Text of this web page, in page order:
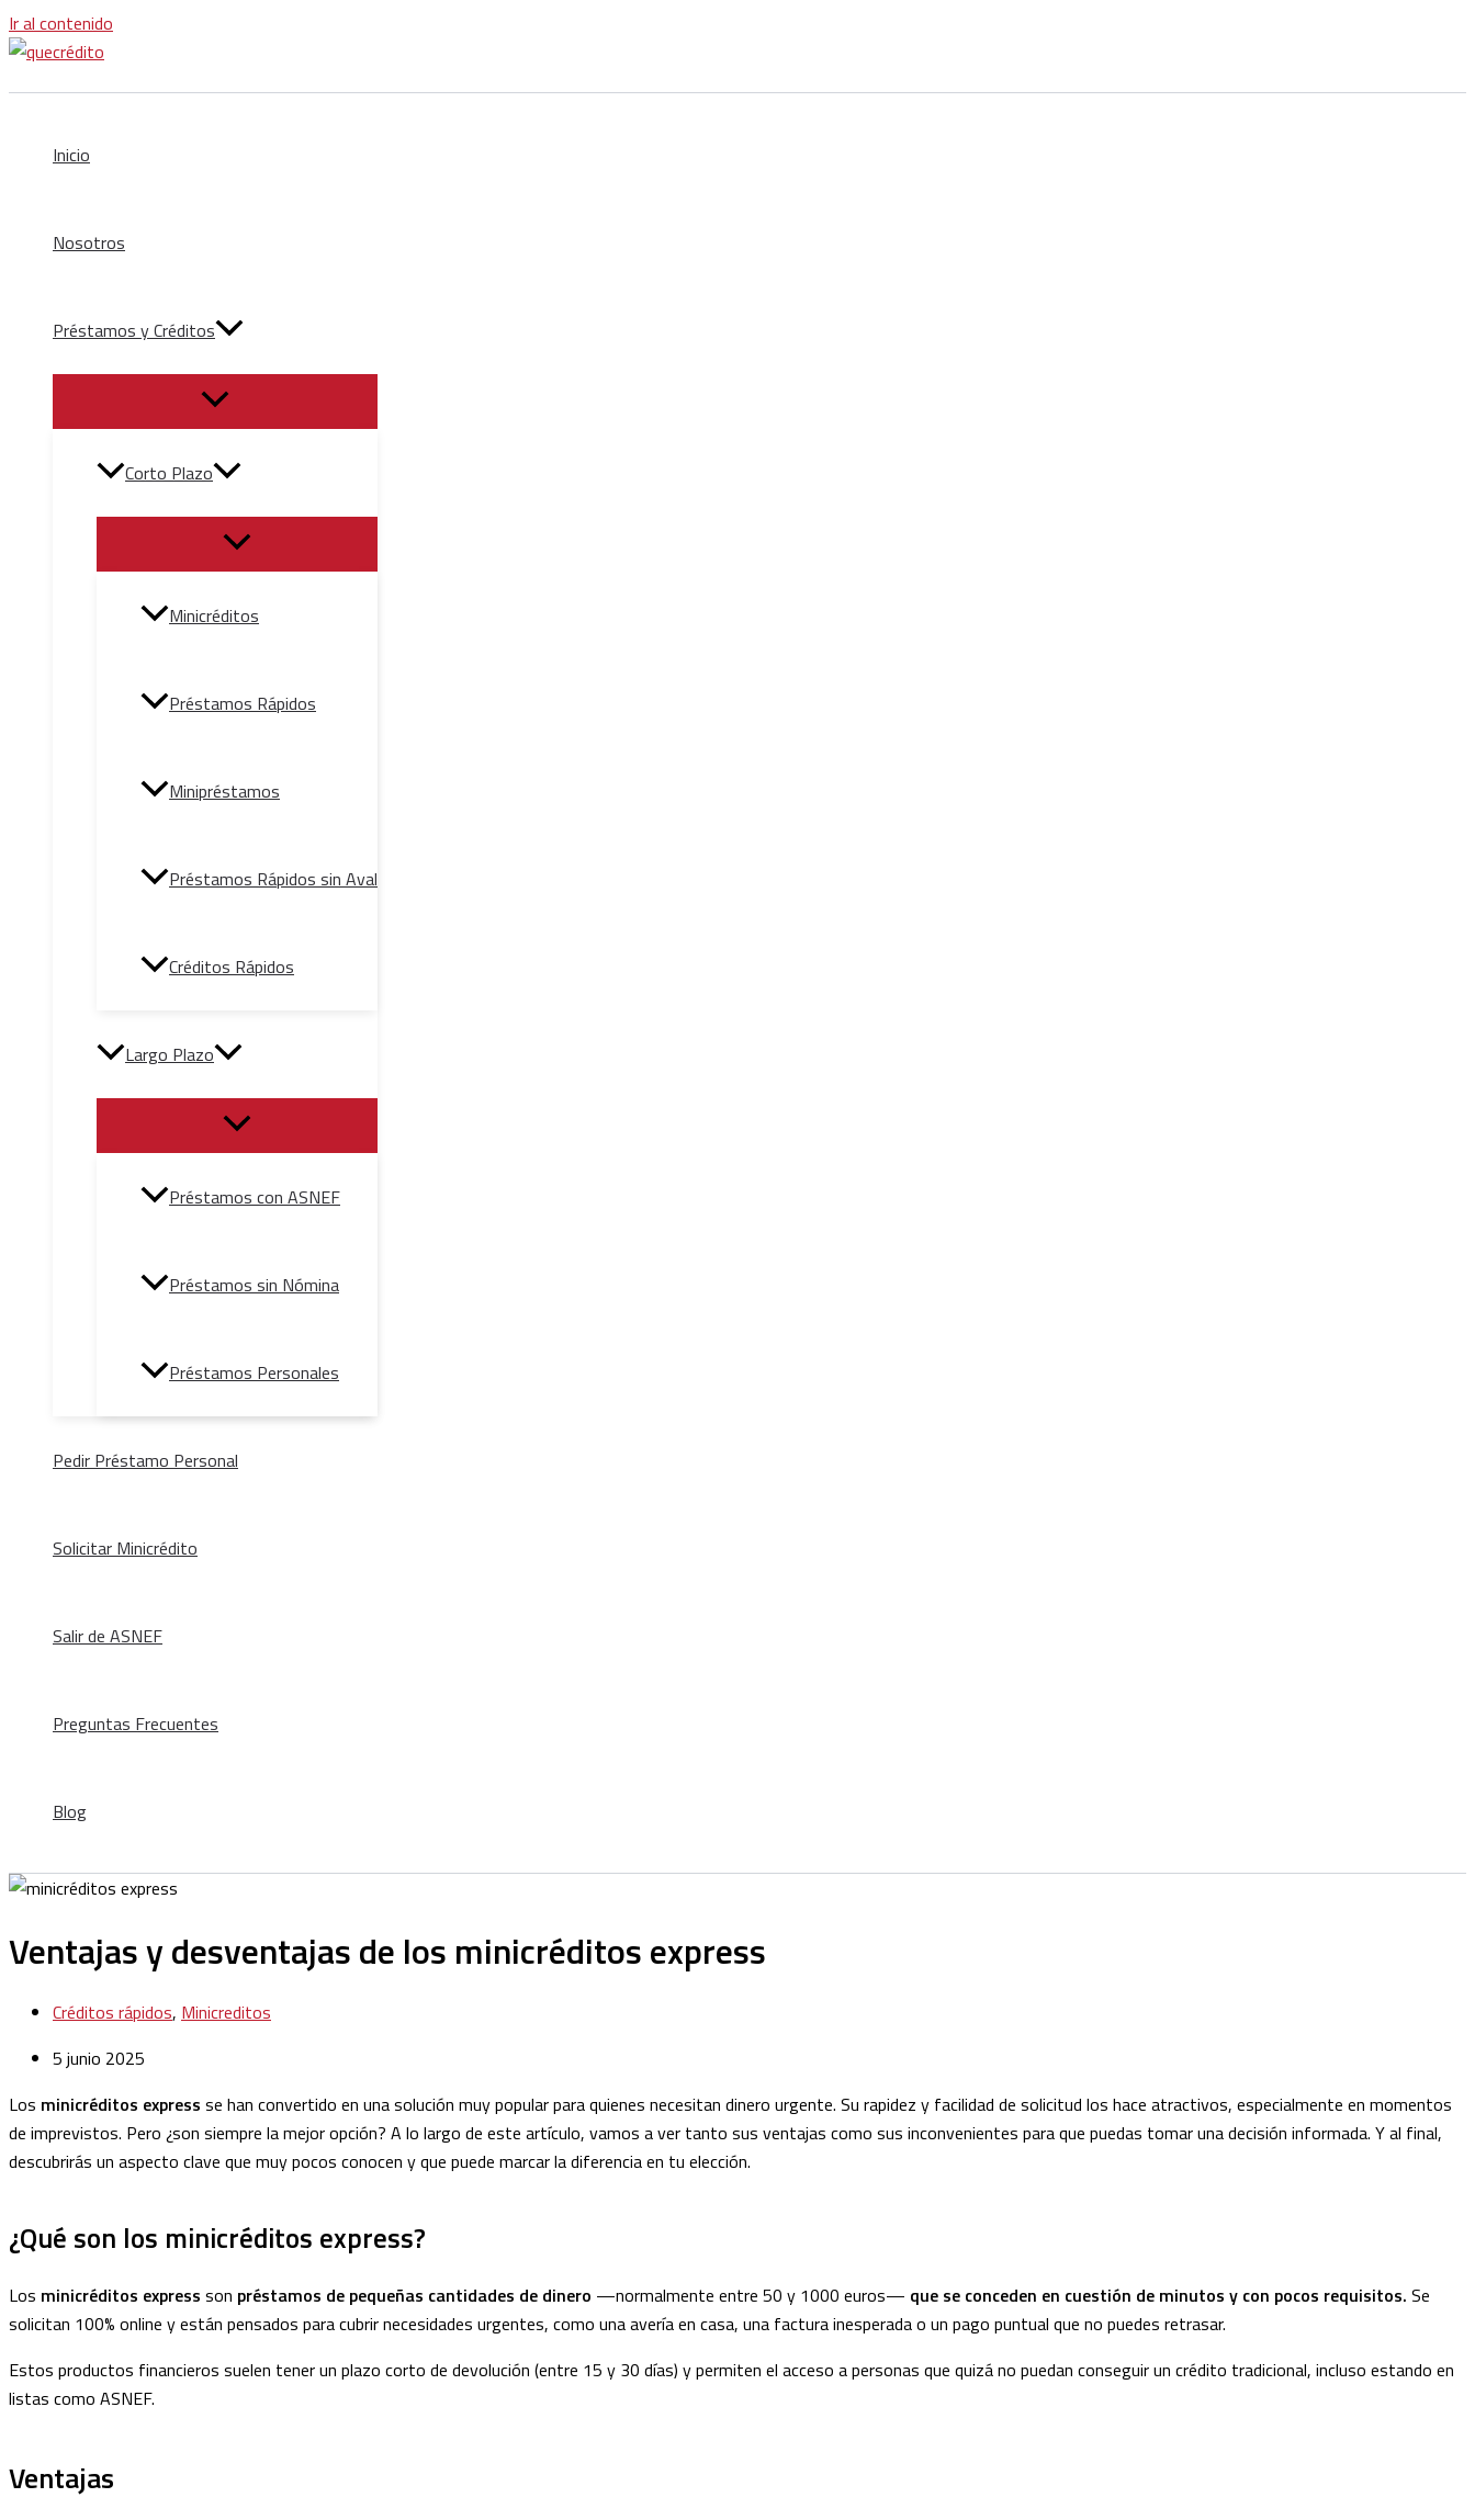
Ir al contenido
Inicio
Nosotros
Préstamos y Créditos
Corto Plazo
Minicréditos
Préstamos Rápidos
Minipréstamos
Préstamos Rápidos sin Aval
Créditos Rápidos
Largo Plazo
Préstamos con ASNEF
Préstamos sin Nómina
Préstamos Personales
Pedir Préstamo Personal
Solicitar Minicrédito
Salir de ASNEF
Preguntas Frecuentes
Blog
Ventajas y desventajas de los minicréditos express
Créditos rápidos, Minicreditos
5 junio 2025
Los minicréditos express se han convertido en una solución muy popular para quienes necesitan dinero urgente. Su rapidez y facilidad de solicitud los hace atractivos, especialmente en momentos
de imprevistos. Pero ¿son siempre la mejor opción? A lo largo de este artículo, vamos a ver tanto sus ventajas como sus inconvenientes para que puedas tomar una decisión informada. Y al final,
descubrirás un aspecto clave que muy pocos conocen y que puede marcar la diferencia en tu elección.
¿Qué son los minicréditos express?
Los minicréditos express son préstamos de pequeñas cantidades de dinero —normalmente entre 50 y 1000 euros— que se conceden en cuestión de minutos y con pocos requisitos. Se
solicitan 100% online y están pensados para cubrir necesidades urgentes, como una avería en casa, una factura inesperada o un pago puntual que no puedes retrasar.
Estos productos financieros suelen tener un plazo corto de devolución (entre 15 y 30 días) y permiten el acceso a personas que quizá no puedan conseguir un crédito tradicional, incluso estando en
listas como ASNEF.
Ventajas